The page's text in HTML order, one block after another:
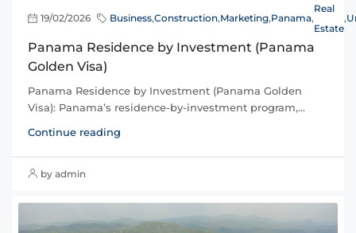
19/02/2026 Business,Construction,Marketing,Panama,
Real
Estate
,
Panama Residence by Investment (Panama
Golden Visa)
Panama Residence by Investment (Panama Golden
Visa): Panama’s residence-by-investment program,...
Continue reading
by admin